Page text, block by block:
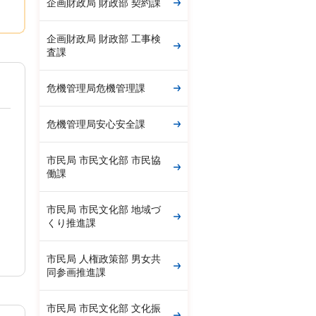
企画財政局 財政部 契約課
企画財政局 財政部 工事検
査課
危機管理局危機管理課
危機管理局安心安全課
市民局 市民文化部 市民協
働課
市民局 市民文化部 地域づ
くり推進課
市民局 人権政策部 男女共
同参画推進課
市民局 市民文化部 文化振